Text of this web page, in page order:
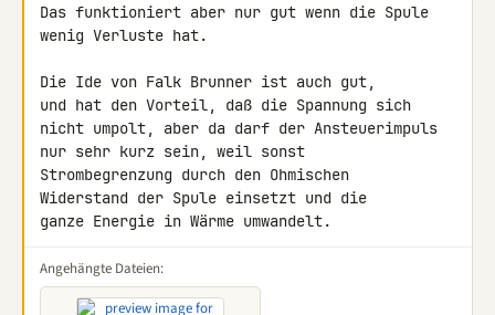
Das funktioniert aber nur gut wenn die Spule
wenig Verluste hat.
Die Ide von Falk Brunner ist auch gut,
und hat den Vorteil, daß die Spannung sich
nicht umpolt, aber da darf der Ansteuerimpuls
nur sehr kurz sein, weil sonst
Strombegrenzung durch den Ohmischen
Widerstand der Spule einsetzt und die
ganze Energie in Wärme umwandelt.
Angehängte Dateien: